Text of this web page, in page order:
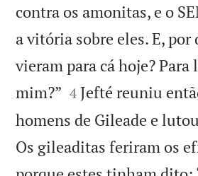
contra os amonitas, e o
a vitória sobre eles. E, por
vieram para cá hoje?
mim?” 

4 Jefté reuniu
homens de Gileade e
Os gileaditas feriram os